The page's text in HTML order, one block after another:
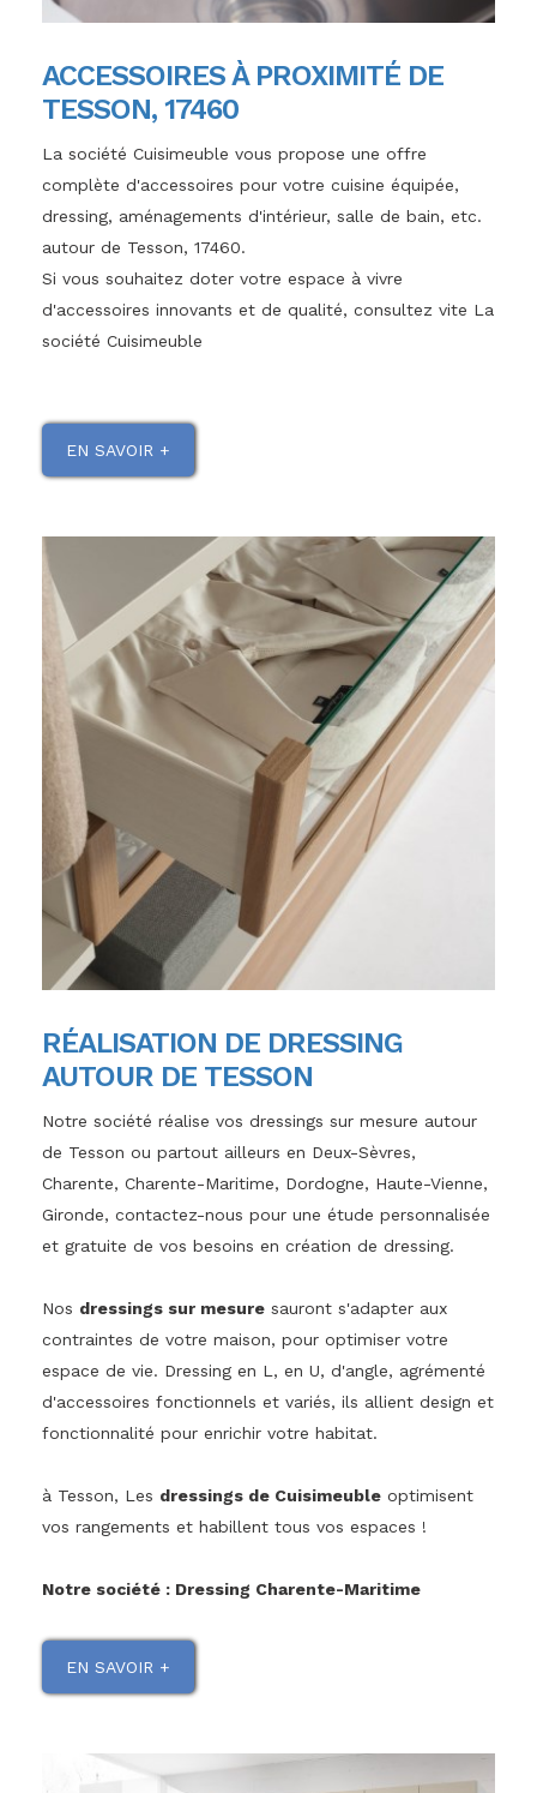
ACCESSOIRES À PROXIMITÉ DE
TESSON, 17460
La société Cuisimeuble vous propose une offre
complète d'accessoires pour votre cuisine équipée,
dressing, aménagements d'intérieur, salle de bain, etc.
autour de Tesson, 17460.
Si vous souhaitez doter votre espace à vivre
d'accessoires innovants et de qualité, consultez vite La
société Cuisimeuble
EN SAVOIR +
RÉALISATION DE DRESSING
AUTOUR DE TESSON
Notre société réalise vos dressings sur mesure autour
de Tesson ou partout ailleurs en Deux-Sèvres,
Charente, Charente-Maritime, Dordogne, Haute-Vienne,
Gironde, contactez-nous pour une étude personnalisée
et gratuite de vos besoins en création de dressing.
Nos dressings sur mesure sauront s'adapter aux
contraintes de votre maison, pour optimiser votre
espace de vie. Dressing en L, en U, d'angle, agrémenté
d'accessoires fonctionnels et variés, ils allient design et
fonctionnalité pour enrichir votre habitat.
à Tesson, Les dressings de Cuisimeuble optimisent
vos rangements et habillent tous vos espaces !
Notre société : Dressing Charente-Maritime
EN SAVOIR +